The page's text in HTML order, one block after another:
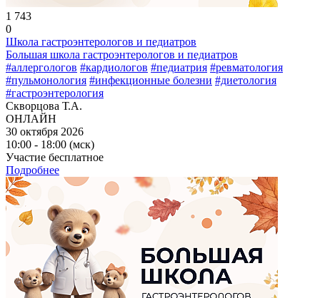
1 743
0
Школа гастроэнтерологов и педиатров
Большая школа гастроэнтерологов и педиатров
#аллергологов #кардиологов #педиатрия #ревматология
#пульмонология #инфекционные болезни #диетология
#гастроэнтерология
Скворцова Т.А.
ОНЛАЙН
30 октября 2026
10:00 - 18:00 (мск)
Участие бесплатное
Подробнее